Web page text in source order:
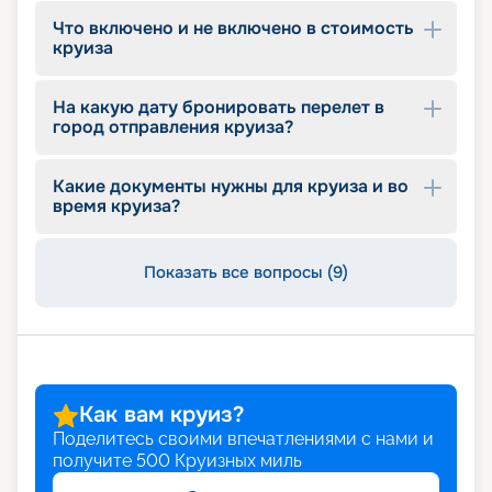
Что включено и не включено в стоимость
круиза
На какую дату бронировать перелет в
город отправления круиза?
Какие документы нужны для круиза и во
время круиза?
Показать все вопросы (9)
Как вам круиз?
Поделитесь своими впечатлениями с нами и
получите 500 Круизных миль